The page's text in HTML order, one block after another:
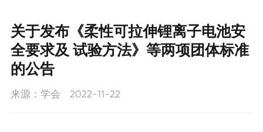
入会申请
党建要闻
工作动态
新闻动态
通知公告
联系我们
关于发布《柔性可拉伸锂离子电池安
全要求及 试验方法》等两项团体标准
的公告
来源：学会 2022-11-22